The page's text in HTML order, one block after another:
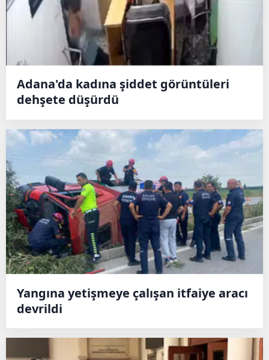
Adana'da kadına şiddet görüntüleri
dehşete düşürdü
Yangına yetişmeye çalışan itfaiye aracı
devrildi